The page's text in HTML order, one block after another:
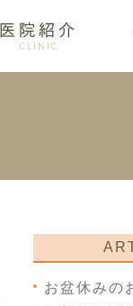
審美歯科
医院紹介
CLINIC
お盆休みの